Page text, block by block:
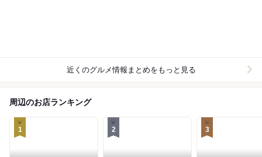
近くのグルメ情報まとめをもっと見る
周辺のお店ランキング
1 2 3